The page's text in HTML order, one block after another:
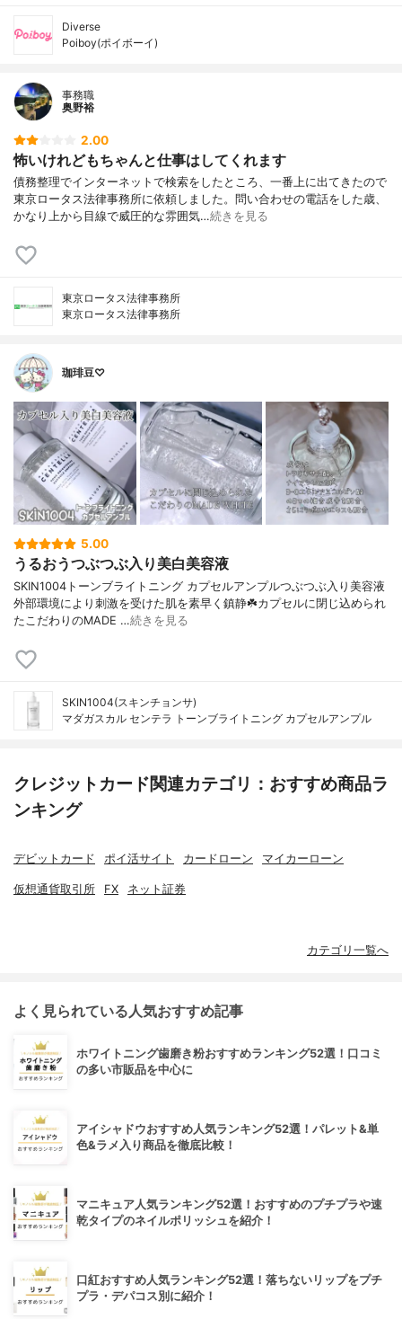
Diverse
Poiboy(ポイボーイ)
事務職
奥野裕
2.00
怖いけれどもちゃんと仕事はしてくれます
債務整理でインターネットで検索をしたところ、一番上に出てきたので
東京ロータス法律事務所に依頼しました。問い合わせの電話をした歳、
かなり上から目線で威圧的な雰囲気…続きを見る
東京ロータス法律事務所
東京ロータス法律事務所
珈琲豆♡
5.00
うるおうつぶつぶ入り美白美容液
SKIN1004トーンブライトニング カプセルアンプルつぶつぶ入り美容液
外部環境により刺激を受けた肌を素早く鎮静☘️カプセルに閉じ込められ
たこだわりのMADE …続きを見る
SKIN1004(スキンチョンサ)
マダガスカル センテラ トーンブライトニング カプセルアンプル
クレジットカード関連カテゴリ：おすすめ商品ラ
ンキング
デビットカード ポイ活サイト カードローン マイカーローン
仮想通貨取引所 FX ネット証券
カテゴリ一覧へ
よく見られている人気おすすめ記事
ホワイトニング歯磨き粉おすすめランキング52選！口コミ
の多い市販品を中心に
アイシャドウおすすめ人気ランキング52選！パレット&単
色&ラメ入り商品を徹底比較！
マニキュア人気ランキング52選！おすすめのプチプラや速
乾タイプのネイルポリッシュを紹介！
口紅おすすめ人気ランキング52選！落ちないリップをプチ
プラ・デパコス別に紹介！